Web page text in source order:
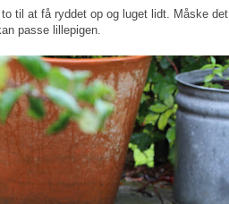
til at få ryddet op og luget lidt. Måske det
passe lillepigen.